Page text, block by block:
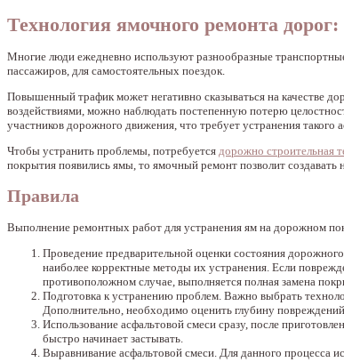
Технология ямочного ремонта
Многие люди ежедневно используют разнообразные
пассажиров, для самостоятельных поездок.
Повышенный трафик может негативно сказываться на качестве
воздействиями, можно наблюдать постепенную потерю
участников дорожного движения, что требует устранения такого
Чтобы устранить проблемы, потребуется дорожно строительная
покрытия появились ямы, то ямочный ремонт позволит
Правила
Выполнение ремонтных работ для устранения ям на дорожном
Проведение предварительной оценки состояния
наиболее корректные методы их устранения. Если
противоположном случае, выполняется полная замена
Подготовка к устранению проблем. Важно выбрать
Дополнительно, необходимо оценить глубину
Использование асфальтовой смеси сразу, после
быстро начинает застывать.
Выравнивание асфальтовой смеси. Для данного процесса